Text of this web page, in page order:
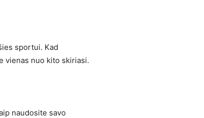
sportui. Kad
vienas nuo kito skiriasi.
naudosite savo